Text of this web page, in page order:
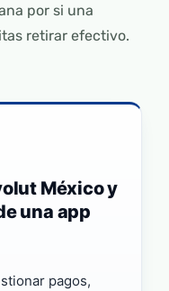
por si una
retirar efectivo.
México y
una app
pagos,